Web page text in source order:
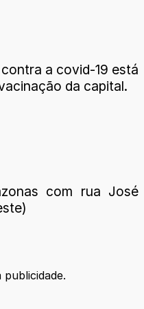
a covid-19 está
da capital.
com rua José